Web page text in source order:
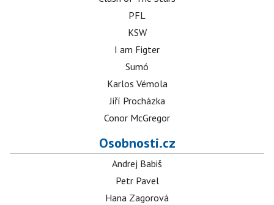
PFL
KSW
I am Figter
Sumó
Karlos Vémola
Jiří Procházka
Conor McGregor
Osobnosti.cz
Andrej Babiš
Petr Pavel
Hana Zagorová